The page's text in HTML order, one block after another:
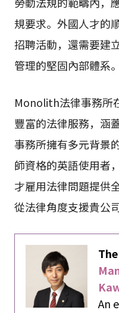
規要求。外國人才的
招聘活動，還需要建
管理的堅固內部體系。
Monolith法律事務所
豐富的法律服務，涵
事務所擁有多元背景
師資格的英語使用者
才雇用法律問題提供
從法律角度支援貴公
An